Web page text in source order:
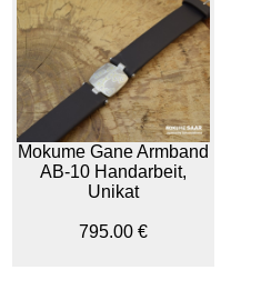
Mokume Gane Armband
AB-10 Handarbeit,
Unikat
795.00 €